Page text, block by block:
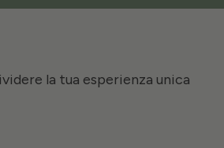
la tua esperienza unica